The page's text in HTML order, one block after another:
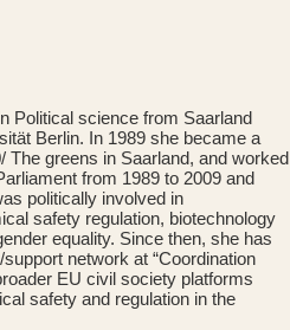
Political science from Saarland
Berlin. In 1989 she became a
The greens in Saarland, and worked
from 1989 to 2009 and
politically involved in
safety regulation, biotechnology
equality. Since then, she has
network at “Coordination
EU civil society platforms
safety and regulation in the